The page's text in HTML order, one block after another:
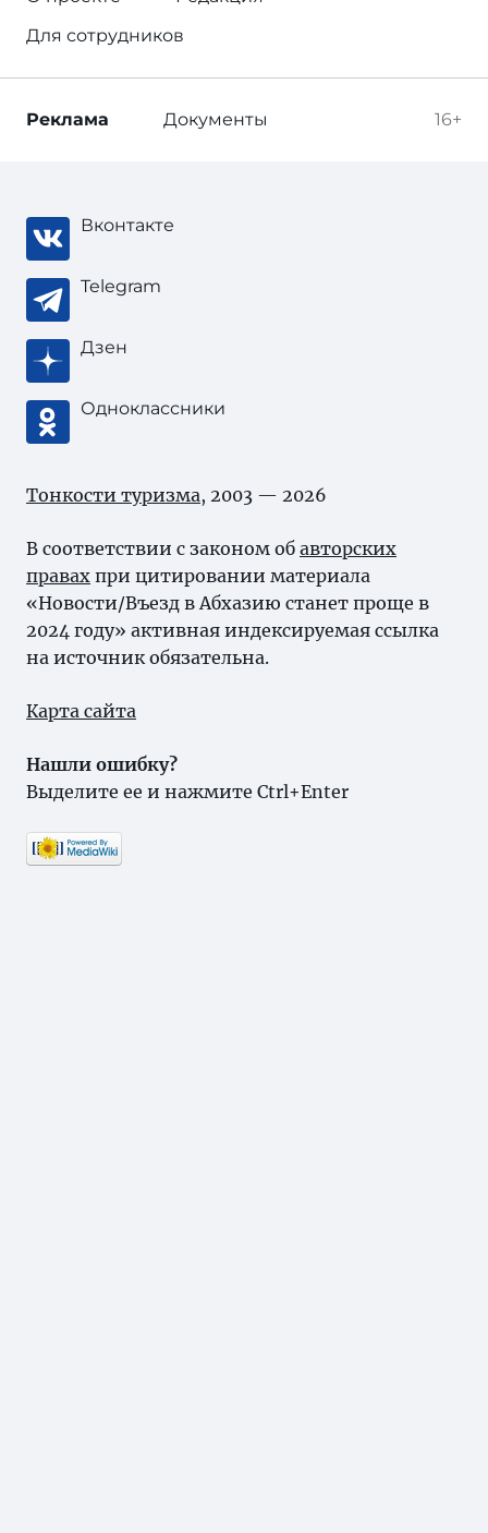
Для сотрудников
16+
Реклама Документы
Вконтакте
Telegram
Дзен
Одноклассники
Тонкости туризма, 2003 — 2026
В соответствии с законом об авторских
правах при цитировании материала
«Новости/Въезд в Абхазию станет проще в
2024 году» активная индексируемая ссылка
на источник обязательна.
Карта сайта
Нашли ошибку?
Выделите ее и нажмите Ctrl+Enter